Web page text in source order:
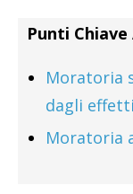
Punti
Moratoria
dagli
Moratoria